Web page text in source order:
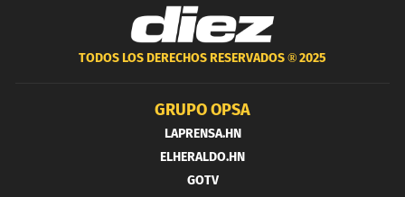
TODOS LOS DERECHOS RESERVADOS ®2025
GRUPO OPSA
LAPRENSA.HN
ELHERALDO.HN
GOTV